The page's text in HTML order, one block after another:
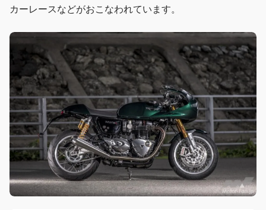
カーレースなどがおこなわれています。